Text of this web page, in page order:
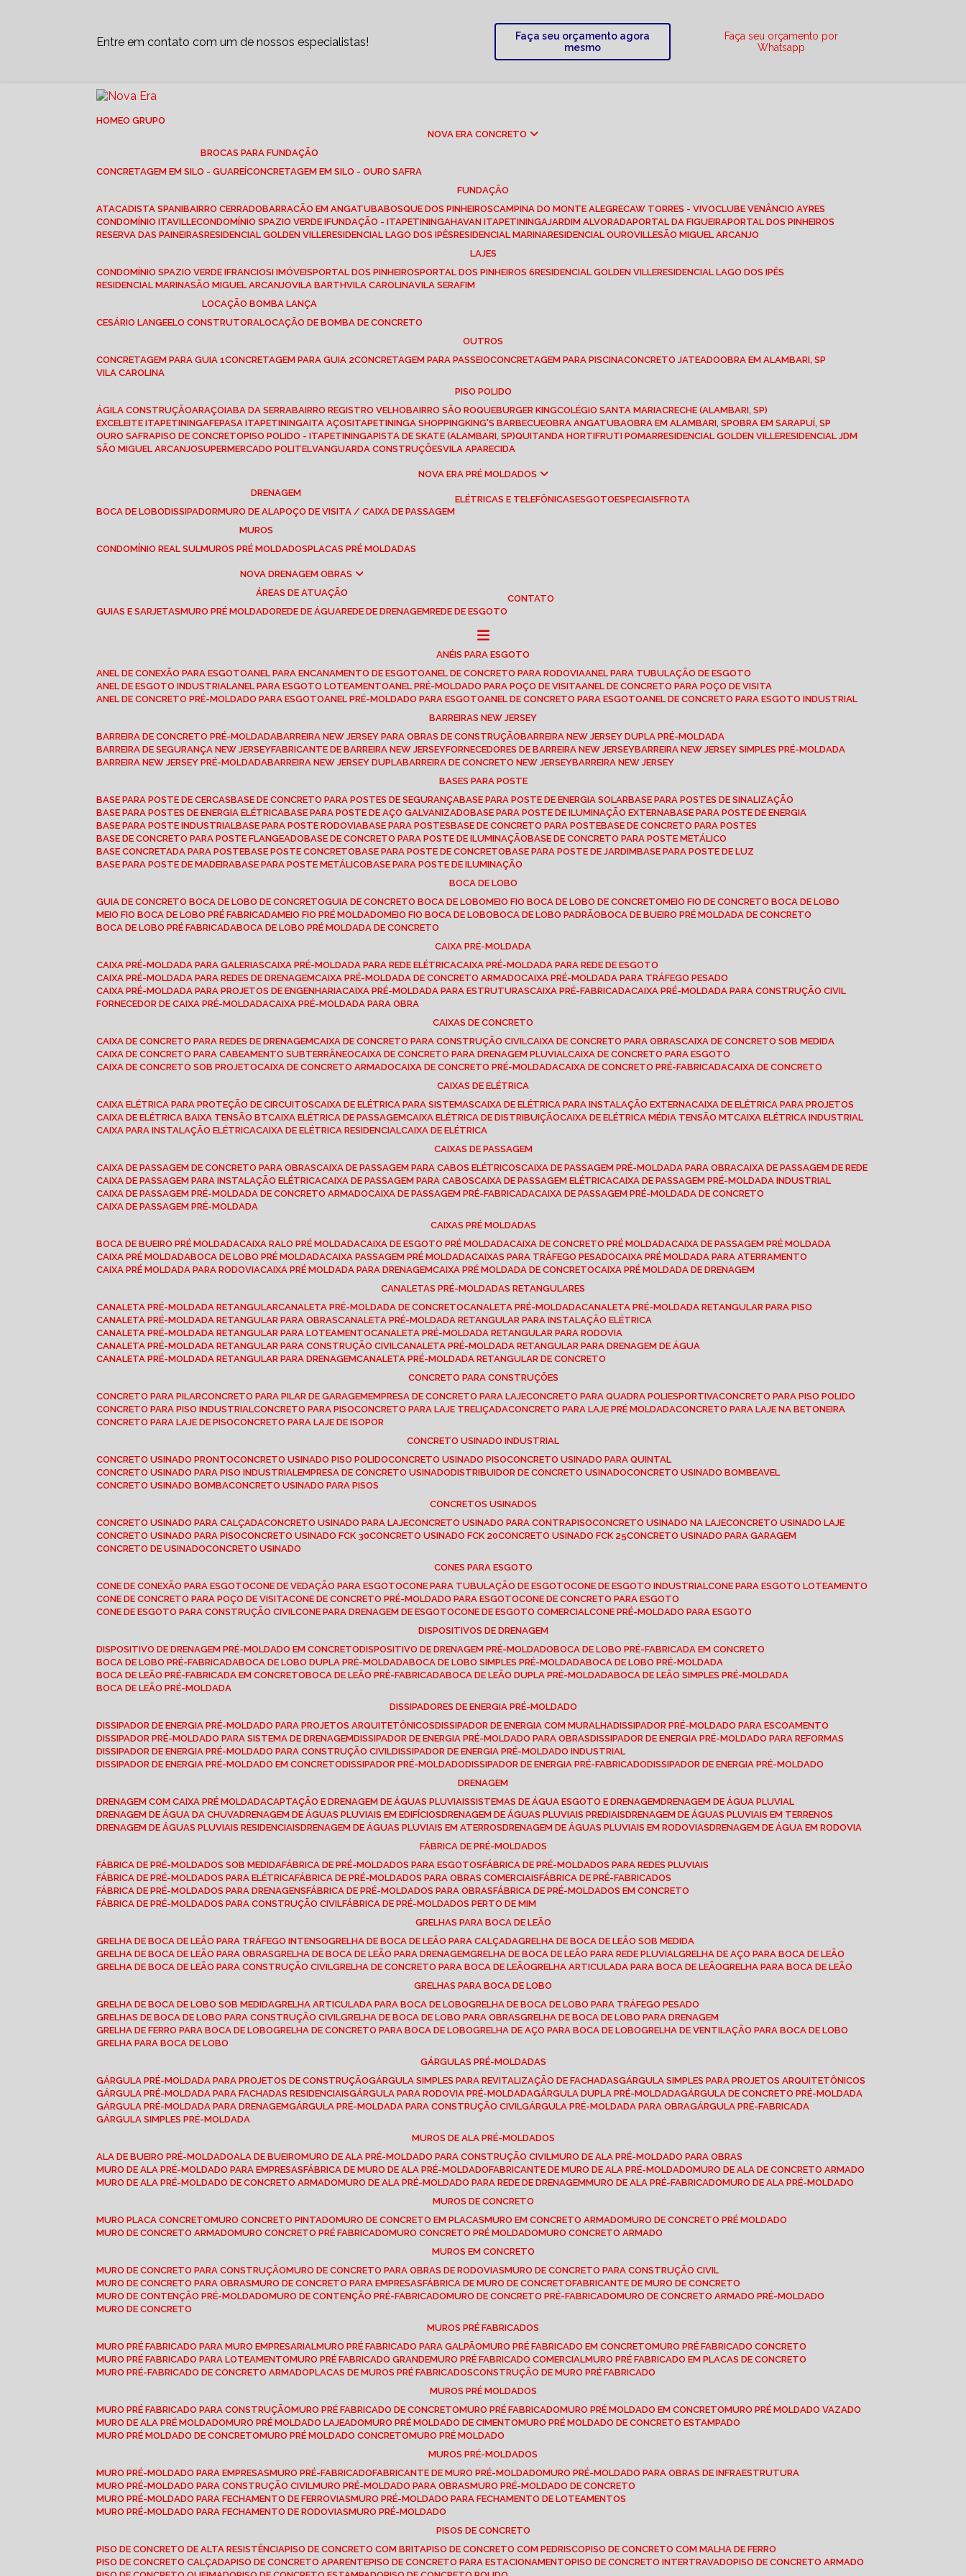
Entre em contato com um de nossos especialistas!
Faça seu orçamento agora
mesmo
Faça seu orçamento por
Whatsapp
HOME
O GRUPO
NOVA ERA CONCRETO
BROCAS PARA FUNDAÇÃO
CONCRETAGEM EM SILO - GUAREÍ CONCRETAGEM EM SILO - OURO SAFRA
FUNDAÇÃO
ATACADISTA SPANI BAIRRO CERRADO BARRACÃO EM ANGATUBA BOSQUE DOS PINHEIROS CAMPINA DO MONTE ALEGRE CAW TORRES - VIVO CLUBE VENÂNCIO AYRES
CONDOMÍNIO ITAVILLE CONDOMÍNIO SPAZIO VERDE I FUNDAÇÃO - ITAPETININGA HAVAN ITAPETININGA JARDIM ALVORADA PORTAL DA FIGUEIRA PORTAL DOS PINHEIROS
RESERVA DAS PAINEIRAS RESIDENCIAL GOLDEN VILLE RESIDENCIAL LAGO DOS IPÊS RESIDENCIAL MARINA RESIDENCIAL OUROVILLE SÃO MIGUEL ARCANJO
LAJES
CONDOMÍNIO SPAZIO VERDE I FRANCIOSI IMÓVEIS PORTAL DOS PINHEIROS PORTAL DOS PINHEIROS 6 RESIDENCIAL GOLDEN VILLE RESIDENCIAL LAGO DOS IPÊS
RESIDENCIAL MARINA SÃO MIGUEL ARCANJO VILA BARTH VILA CAROLINA VILA SERAFIM
LOCAÇÃO BOMBA LANÇA
CESÁRIO LANGE ELO CONSTRUTORA LOCAÇÃO DE BOMBA DE CONCRETO
OUTROS
CONCRETAGEM PARA GUIA 1 CONCRETAGEM PARA GUIA 2 CONCRETAGEM PARA PASSEIO CONCRETAGEM PARA PISCINA CONCRETO JATEADO
OBRA EM ALAMBARI, SP
VILA CAROLINA
PISO POLIDO
ÁGILA CONSTRUÇÃO ARAÇOIABA DA SERRA BAIRRO REGISTRO VELHO BAIRRO SÃO ROQUE BURGER KING COLÉGIO SANTA MARIA CRECHE (ALAMBARI, SP)
EXCELEITE ITAPETININGA FEPASA ITAPETININGA ITA AÇOS ITAPETININGA SHOPPING KING'S BARBECUE OBRA ANGATUBA OBRA EM ALAMBARI, SP
OBRA EM SARAPUÍ, SP
OURO SAFRA PISO DE CONCRETO PISO POLIDO - ITAPETININGA PISTA DE SKATE (ALAMBARI, SP) QUITANDA HORTIFRUTI POMAR RESIDENCIAL GOLDEN VILLE RESIDENCIAL JDM
SÃO MIGUEL ARCANJO SUPERMERCADO POLITEL VANGUARDA CONSTRUÇÕES VILA APARECIDA
NOVA ERA PRÉ MOLDADOS
DRENAGEM
BOCA DE LOBO DISSIPADOR MURO DE ALA POÇO DE VISITA / CAIXA DE PASSAGEM
ELÉTRICAS E TELEFÔNICAS ESGOTO ESPECIAIS FROTA
MUROS
CONDOMÍNIO REAL SUL
MUROS PRÉ MOLDADOS PLACAS PRÉ MOLDADAS
NOVA DRENAGEM OBRAS
ÁREAS DE ATUAÇÃO
GUIAS E SARJETAS
MURO PRÉ MOLDADO REDE DE ÁGUA REDE DE DRENAGEM REDE DE ESGOTO
CONTATO
ANÉIS PARA ESGOTO
ANEL DE CONEXÃO PARA ESGOTO ANEL PARA ENCANAMENTO DE ESGOTO ANEL DE CONCRETO PARA RODOVIA ANEL PARA TUBULAÇÃO DE ESGOTO
ANEL DE ESGOTO INDUSTRIAL ANEL PARA ESGOTO LOTEAMENTO ANEL PRÉ-MOLDADO PARA POÇO DE VISITA ANEL DE CONCRETO PARA POÇO DE VISITA
ANEL DE CONCRETO PRÉ-MOLDADO PARA ESGOTO ANEL PRÉ-MOLDADO PARA ESGOTO ANEL DE CONCRETO PARA ESGOTO ANEL DE CONCRETO PARA ESGOTO INDUSTRIAL
BARREIRAS NEW JERSEY
BARREIRA DE CONCRETO PRÉ-MOLDADA BARREIRA NEW JERSEY PARA OBRAS DE CONSTRUÇÃO BARREIRA NEW JERSEY DUPLA PRÉ-MOLDADA
BARREIRA DE SEGURANÇA NEW JERSEY FABRICANTE DE BARREIRA NEW JERSEY FORNECEDORES DE BARREIRA NEW JERSEY BARREIRA NEW JERSEY SIMPLES PRÉ-MOLDADA
BARREIRA NEW JERSEY PRÉ-MOLDADA BARREIRA NEW JERSEY DUPLA BARREIRA DE CONCRETO NEW JERSEY BARREIRA NEW JERSEY
BASES PARA POSTE
BASE PARA POSTE DE CERCAS BASE DE CONCRETO PARA POSTES DE SEGURANÇA BASE PARA POSTE DE ENERGIA SOLAR BASE PARA POSTES DE SINALIZAÇÃO
BASE PARA POSTES DE ENERGIA ELÉTRICA BASE PARA POSTE DE AÇO GALVANIZADO BASE PARA POSTE DE ILUMINAÇÃO EXTERNA BASE PARA POSTE DE ENERGIA
BASE PARA POSTE INDUSTRIAL BASE PARA POSTE RODOVIA BASE PARA POSTES BASE DE CONCRETO PARA POSTE BASE DE CONCRETO PARA POSTES
BASE DE CONCRETO PARA POSTE FLANGEADO BASE DE CONCRETO PARA POSTE DE ILUMINAÇÃO BASE DE CONCRETO PARA POSTE METÁLICO
BASE CONCRETADA PARA POSTE BASE POSTE CONCRETO BASE PARA POSTE DE CONCRETO BASE PARA POSTE DE JARDIM BASE PARA POSTE DE LUZ
BASE PARA POSTE DE MADEIRA BASE PARA POSTE METÁLICO BASE PARA POSTE DE ILUMINAÇÃO
BOCA DE LOBO
GUIA DE CONCRETO BOCA DE LOBO DE CONCRETO
GUIA DE CONCRETO BOCA DE LOBO MEIO FIO BOCA DE LOBO DE CONCRETO
MEIO FIO DE CONCRETO BOCA DE LOBO
MEIO FIO BOCA DE LOBO PRÉ FABRICADA
MEIO FIO PRÉ MOLDADO MEIO FIO BOCA DE LOBO BOCA DE LOBO PADRÃO BOCA DE BUEIRO PRÉ MOLDADA DE CONCRETO
BOCA DE LOBO PRÉ FABRICADA BOCA DE LOBO PRÉ MOLDADA DE CONCRETO
CAIXA PRÉ-MOLDADA
CAIXA PRÉ-MOLDADA PARA GALERIAS CAIXA PRÉ-MOLDADA PARA REDE ELÉTRICA CAIXA PRÉ-MOLDADA PARA REDE DE ESGOTO
CAIXA PRÉ-MOLDADA PARA REDES DE DRENAGEM CAIXA PRÉ-MOLDADA DE CONCRETO ARMADO CAIXA PRÉ-MOLDADA PARA TRÁFEGO PESADO
CAIXA PRÉ-MOLDADA PARA PROJETOS DE ENGENHARIA CAIXA PRÉ-MOLDADA PARA ESTRUTURAS CAIXA PRÉ-FABRICADA CAIXA PRÉ-MOLDADA PARA CONSTRUÇÃO CIVIL
FORNECEDOR DE CAIXA PRÉ-MOLDADA CAIXA PRÉ-MOLDADA PARA OBRA
CAIXAS DE CONCRETO
CAIXA DE CONCRETO PARA REDES DE DRENAGEM CAIXA DE CONCRETO PARA CONSTRUÇÃO CIVIL CAIXA DE CONCRETO PARA OBRAS CAIXA DE CONCRETO SOB MEDIDA
CAIXA DE CONCRETO PARA CABEAMENTO SUBTERRÂNEO CAIXA DE CONCRETO PARA DRENAGEM PLUVIAL CAIXA DE CONCRETO PARA ESGOTO
CAIXA DE CONCRETO SOB PROJETO CAIXA DE CONCRETO ARMADO CAIXA DE CONCRETO PRÉ-MOLDADA CAIXA DE CONCRETO PRÉ-FABRICADA CAIXA DE CONCRETO
CAIXAS DE ELÉTRICA
CAIXA ELÉTRICA PARA PROTEÇÃO DE CIRCUITOS CAIXA DE ELÉTRICA PARA SISTEMAS CAIXA DE ELÉTRICA PARA INSTALAÇÃO EXTERNA CAIXA DE ELÉTRICA PARA PROJETOS
CAIXA DE ELÉTRICA BAIXA TENSÃO BT CAIXA ELÉTRICA DE PASSAGEM CAIXA ELÉTRICA DE DISTRIBUIÇÃO CAIXA DE ELÉTRICA MÉDIA TENSÃO MT CAIXA ELÉTRICA INDUSTRIAL
CAIXA PARA INSTALAÇÃO ELÉTRICA CAIXA DE ELÉTRICA RESIDENCIAL CAIXA DE ELÉTRICA
CAIXAS DE PASSAGEM
CAIXA DE PASSAGEM DE CONCRETO PARA OBRAS CAIXA DE PASSAGEM PARA CABOS ELÉTRICOS CAIXA DE PASSAGEM PRÉ-MOLDADA PARA OBRA CAIXA DE PASSAGEM DE REDE
CAIXA DE PASSAGEM PARA INSTALAÇÃO ELÉTRICA CAIXA DE PASSAGEM PARA CABOS CAIXA DE PASSAGEM ELÉTRICA CAIXA DE PASSAGEM PRÉ-MOLDADA INDUSTRIAL
CAIXA DE PASSAGEM PRÉ-MOLDADA DE CONCRETO ARMADO CAIXA DE PASSAGEM PRÉ-FABRICADA CAIXA DE PASSAGEM PRÉ-MOLDADA DE CONCRETO
CAIXA DE PASSAGEM PRÉ-MOLDADA
CAIXAS PRÉ MOLDADAS
BOCA DE BUEIRO PRÉ MOLDADA CAIXA RALO PRÉ MOLDADA CAIXA DE ESGOTO PRÉ MOLDADA CAIXA DE CONCRETO PRÉ MOLDADA CAIXA DE PASSAGEM PRÉ MOLDADA
CAIXA PRÉ MOLDADA BOCA DE LOBO PRÉ MOLDADA CAIXA PASSAGEM PRÉ MOLDADA CAIXAS PARA TRÁFEGO PESADO CAIXA PRÉ MOLDADA PARA ATERRAMENTO
CAIXA PRÉ MOLDADA PARA RODOVIA CAIXA PRÉ MOLDADA PARA DRENAGEM CAIXA PRÉ MOLDADA DE CONCRETO CAIXA PRÉ MOLDADA DE DRENAGEM
CANALETAS PRÉ-MOLDADAS RETANGULARES
CANALETA PRÉ-MOLDADA RETANGULAR CANALETA PRÉ-MOLDADA DE CONCRETO CANALETA PRÉ-MOLDADA CANALETA PRÉ-MOLDADA RETANGULAR PARA PISO
CANALETA PRÉ-MOLDADA RETANGULAR PARA OBRAS CANALETA PRÉ-MOLDADA RETANGULAR PARA INSTALAÇÃO ELÉTRICA
CANALETA PRÉ-MOLDADA RETANGULAR PARA LOTEAMENTO CANALETA PRÉ-MOLDADA RETANGULAR PARA RODOVIA
CANALETA PRÉ-MOLDADA RETANGULAR PARA CONSTRUÇÃO CIVIL CANALETA PRÉ-MOLDADA RETANGULAR PARA DRENAGEM DE ÁGUA
CANALETA PRÉ-MOLDADA RETANGULAR PARA DRENAGEM CANALETA PRÉ-MOLDADA RETANGULAR DE CONCRETO
CONCRETO PARA CONSTRUÇÕES
CONCRETO PARA PILAR CONCRETO PARA PILAR DE GARAGEM EMPRESA DE CONCRETO PARA LAJE CONCRETO PARA QUADRA POLIESPORTIVA CONCRETO PARA PISO POLIDO
CONCRETO PARA PISO INDUSTRIAL CONCRETO PARA PISO CONCRETO PARA LAJE TRELIÇADA CONCRETO PARA LAJE PRÉ MOLDADA CONCRETO PARA LAJE NA BETONEIRA
CONCRETO PARA LAJE DE PISO CONCRETO PARA LAJE DE ISOPOR
CONCRETO USINADO INDUSTRIAL
CONCRETO USINADO PRONTO CONCRETO USINADO PISO POLIDO CONCRETO USINADO PISO CONCRETO USINADO PARA QUINTAL
CONCRETO USINADO PARA PISO INDUSTRIAL EMPRESA DE CONCRETO USINADO DISTRIBUIDOR DE CONCRETO USINADO CONCRETO USINADO BOMBEAVEL
CONCRETO USINADO BOMBA CONCRETO USINADO PARA PISOS
CONCRETOS USINADOS
CONCRETO USINADO PARA CALÇADA CONCRETO USINADO PARA LAJE CONCRETO USINADO PARA CONTRAPISO CONCRETO USINADO NA LAJE CONCRETO USINADO LAJE
CONCRETO USINADO PARA PISO CONCRETO USINADO FCK 30 CONCRETO USINADO FCK 20 CONCRETO USINADO FCK 25 CONCRETO USINADO PARA GARAGEM
CONCRETO DE USINADO CONCRETO USINADO
CONES PARA ESGOTO
CONE DE CONEXÃO PARA ESGOTO CONE DE VEDAÇÃO PARA ESGOTO CONE PARA TUBULAÇÃO DE ESGOTO CONE DE ESGOTO INDUSTRIAL CONE PARA ESGOTO LOTEAMENTO
CONE DE CONCRETO PARA POÇO DE VISITA CONE DE CONCRETO PRÉ-MOLDADO PARA ESGOTO CONE DE CONCRETO PARA ESGOTO
CONE DE ESGOTO PARA CONSTRUÇÃO CIVIL CONE PARA DRENAGEM DE ESGOTO CONE DE ESGOTO COMERCIAL CONE PRÉ-MOLDADO PARA ESGOTO
DISPOSITIVOS DE DRENAGEM
DISPOSITIVO DE DRENAGEM PRÉ-MOLDADO EM CONCRETO DISPOSITIVO DE DRENAGEM PRÉ-MOLDADO BOCA DE LOBO PRÉ-FABRICADA EM CONCRETO
BOCA DE LOBO PRÉ-FABRICADA BOCA DE LOBO DUPLA PRÉ-MOLDADA BOCA DE LOBO SIMPLES PRÉ-MOLDADA BOCA DE LOBO PRÉ-MOLDADA
BOCA DE LEÃO PRÉ-FABRICADA EM CONCRETO BOCA DE LEÃO PRÉ-FABRICADA BOCA DE LEÃO DUPLA PRÉ-MOLDADA BOCA DE LEÃO SIMPLES PRÉ-MOLDADA
BOCA DE LEÃO PRÉ-MOLDADA
DISSIPADORES DE ENERGIA PRÉ-MOLDADO
DISSIPADOR DE ENERGIA PRÉ-MOLDADO PARA PROJETOS ARQUITETÔNICOS DISSIPADOR DE ENERGIA COM MURALHA DISSIPADOR PRÉ-MOLDADO PARA ESCOAMENTO
DISSIPADOR PRÉ-MOLDADO PARA SISTEMA DE DRENAGEM DISSIPADOR DE ENERGIA PRÉ-MOLDADO PARA OBRAS DISSIPADOR DE ENERGIA PRÉ-MOLDADO PARA REFORMAS
DISSIPADOR DE ENERGIA PRÉ-MOLDADO PARA CONSTRUÇÃO CIVIL DISSIPADOR DE ENERGIA PRÉ-MOLDADO INDUSTRIAL
DISSIPADOR DE ENERGIA PRÉ-MOLDADO EM CONCRETO DISSIPADOR PRÉ-MOLDADO DISSIPADOR DE ENERGIA PRÉ-FABRICADO DISSIPADOR DE ENERGIA PRÉ-MOLDADO
DRENAGEM
DRENAGEM COM CAIXA PRÉ MOLDADA CAPTAÇÃO E DRENAGEM DE ÁGUAS PLUVIAIS SISTEMAS DE ÁGUA ESGOTO E DRENAGEM DRENAGEM DE ÁGUA PLUVIAL
DRENAGEM DE ÁGUA DA CHUVA DRENAGEM DE ÁGUAS PLUVIAIS EM EDIFÍCIOS DRENAGEM DE ÁGUAS PLUVIAIS PREDIAIS DRENAGEM DE ÁGUAS PLUVIAIS EM TERRENOS
DRENAGEM DE ÁGUAS PLUVIAIS RESIDENCIAIS DRENAGEM DE ÁGUAS PLUVIAIS EM ATERROS DRENAGEM DE ÁGUAS PLUVIAIS EM RODOVIAS DRENAGEM DE ÁGUA EM RODOVIA
FÁBRICA DE PRÉ-MOLDADOS
FÁBRICA DE PRÉ-MOLDADOS SOB MEDIDA FÁBRICA DE PRÉ-MOLDADOS PARA ESGOTOS FÁBRICA DE PRÉ-MOLDADOS PARA REDES PLUVIAIS
FÁBRICA DE PRÉ-MOLDADOS PARA ELÉTRICA FÁBRICA DE PRÉ-MOLDADOS PARA OBRAS COMERCIAIS FÁBRICA DE PRÉ-FABRICADOS
FÁBRICA DE PRÉ-MOLDADOS PARA DRENAGENS FÁBRICA DE PRÉ-MOLDADOS PARA OBRAS FÁBRICA DE PRÉ-MOLDADOS EM CONCRETO
FÁBRICA DE PRÉ-MOLDADOS PARA CONSTRUÇÃO CIVIL FÁBRICA DE PRÉ-MOLDADOS PERTO DE MIM
GRELHAS PARA BOCA DE LEÃO
GRELHA DE BOCA DE LEÃO PARA TRÁFEGO INTENSO
GRELHA DE BOCA DE LEÃO PARA CALÇADA
GRELHA DE BOCA DE LEÃO SOB MEDIDA
GRELHA DE BOCA DE LEÃO PARA OBRAS
GRELHA DE BOCA DE LEÃO PARA DRENAGEM GRELHA DE BOCA DE LEÃO PARA REDE PLUVIAL
GRELHA DE AÇO PARA BOCA DE LEÃO
GRELHA DE BOCA DE LEÃO PARA CONSTRUÇÃO CIVIL
GRELHA DE CONCRETO PARA BOCA DE LEÃO GRELHA ARTICULADA PARA BOCA DE LEÃO
GRELHA PARA BOCA DE LEÃO
GRELHAS PARA BOCA DE LOBO
GRELHA DE BOCA DE LOBO SOB MEDIDA
GRELHA ARTICULADA PARA BOCA DE LOBO
GRELHA DE BOCA DE LOBO PARA TRÁFEGO PESADO
GRELHAS DE BOCA DE LOBO PARA CONSTRUÇÃO CIVIL
GRELHA DE BOCA DE LOBO PARA OBRAS
GRELHA DE BOCA DE LOBO PARA DRENAGEM
GRELHA DE FERRO PARA BOCA DE LOBO
GRELHA DE CONCRETO PARA BOCA DE LOBO GRELHA DE AÇO PARA BOCA DE LOBO
GRELHA DE VENTILAÇÃO PARA BOCA DE LOBO
GRELHA PARA BOCA DE LOBO
GÁRGULAS PRÉ-MOLDADAS
GÁRGULA PRÉ-MOLDADA PARA PROJETOS DE CONSTRUÇÃO
GÁRGULA SIMPLES PARA REVITALIZAÇÃO DE FACHADAS
GÁRGULA SIMPLES PARA PROJETOS ARQUITETÔNICOS
GÁRGULA PRÉ-MOLDADA PARA FACHADAS RESIDENCIAIS
GÁRGULA PARA RODOVIA PRÉ-MOLDADA GÁRGULA DUPLA PRÉ-MOLDADA
GÁRGULA DE CONCRETO PRÉ-MOLDADA
GÁRGULA PRÉ-MOLDADA PARA DRENAGEM
GÁRGULA PRÉ-MOLDADA PARA CONSTRUÇÃO CIVIL GÁRGULA PRÉ-MOLDADA PARA OBRA
GÁRGULA PRÉ-FABRICADA
GÁRGULA SIMPLES PRÉ-MOLDADA
MUROS DE ALA PRÉ-MOLDADOS
ALA DE BUEIRO PRÉ-MOLDADO ALA DE BUEIRO MURO DE ALA PRÉ-MOLDADO PARA CONSTRUÇÃO CIVIL
MURO DE ALA PRÉ-MOLDADO PARA OBRAS
MURO DE ALA PRÉ-MOLDADO PARA EMPRESAS FÁBRICA DE MURO DE ALA PRÉ-MOLDADO FABRICANTE DE MURO DE ALA PRÉ-MOLDADO
MURO DE ALA DE CONCRETO ARMADO
MURO DE ALA PRÉ-MOLDADO DE CONCRETO ARMADO
MURO DE ALA PRÉ-MOLDADO PARA REDE DE DRENAGEM MURO DE ALA PRÉ-FABRICADO
MURO DE ALA PRÉ-MOLDADO
MUROS DE CONCRETO
MURO PLACA CONCRETO
MURO CONCRETO PINTADO MURO DE CONCRETO EM PLACAS MURO EM CONCRETO ARMADO
MURO DE CONCRETO PRÉ MOLDADO
MURO DE CONCRETO ARMADO
MURO CONCRETO PRÉ FABRICADO MURO CONCRETO PRÉ MOLDADO
MURO CONCRETO ARMADO
MUROS EM CONCRETO
MURO DE CONCRETO PARA CONSTRUÇÃO
MURO DE CONCRETO PARA OBRAS DE RODOVIAS
MURO DE CONCRETO PARA CONSTRUÇÃO CIVIL
MURO DE CONCRETO PARA OBRAS
MURO DE CONCRETO PARA EMPRESAS FÁBRICA DE MURO DE CONCRETO FABRICANTE DE MURO DE CONCRETO
MURO DE CONTENÇÃO PRÉ-MOLDADO
MURO DE CONTENÇÃO PRÉ-FABRICADO MURO DE CONCRETO PRÉ-FABRICADO
MURO DE CONCRETO ARMADO PRÉ-MOLDADO
MURO DE CONCRETO
MUROS PRÉ FABRICADOS
MURO PRÉ FABRICADO PARA MURO EMPRESARIAL
MURO PRÉ FABRICADO PARA GALPÃO MURO PRÉ FABRICADO EM CONCRETO
MURO PRÉ FABRICADO CONCRETO
MURO PRÉ FABRICADO PARA LOTEAMENTO
MURO PRÉ FABRICADO GRANDE MURO PRÉ FABRICADO COMERCIAL
MURO PRÉ FABRICADO EM PLACAS DE CONCRETO
MURO PRÉ-FABRICADO DE CONCRETO ARMADO PLACAS DE MUROS PRÉ FABRICADOS CONSTRUÇÃO DE MURO PRÉ FABRICADO
MUROS PRÉ MOLDADOS
MURO PRÉ FABRICADO PARA CONSTRUÇÃO
MURO PRÉ FABRICADO DE CONCRETO MURO PRÉ FABRICADO MURO PRÉ MOLDADO EM CONCRETO
MURO PRÉ MOLDADO VAZADO
MURO DE ALA PRÉ MOLDADO
MURO PRÉ MOLDADO LAJEADO MURO PRÉ MOLDADO DE CIMENTO
MURO PRÉ MOLDADO DE CONCRETO ESTAMPADO
MURO PRÉ MOLDADO DE CONCRETO
MURO PRÉ MOLDADO CONCRETO
MURO PRÉ MOLDADO
MUROS PRÉ-MOLDADOS
MURO PRÉ-MOLDADO PARA EMPRESAS
MURO PRÉ-FABRICADO FABRICANTE DE MURO PRÉ-MOLDADO
MURO PRÉ-MOLDADO PARA OBRAS DE INFRAESTRUTURA
MURO PRÉ-MOLDADO PARA CONSTRUÇÃO CIVIL
MURO PRÉ-MOLDADO PARA OBRAS
MURO PRÉ-MOLDADO DE CONCRETO
MURO PRÉ-MOLDADO PARA FECHAMENTO DE FERROVIAS
MURO PRÉ-MOLDADO PARA FECHAMENTO DE LOTEAMENTOS
MURO PRÉ-MOLDADO PARA FECHAMENTO DE RODOVIAS
MURO PRÉ-MOLDADO
PISOS DE CONCRETO
PISO DE CONCRETO DE ALTA RESISTÊNCIA PISO DE CONCRETO COM BRITA PISO DE CONCRETO COM PEDRISCO PISO DE CONCRETO COM MALHA DE FERRO
PISO DE CONCRETO CALÇADA PISO DE CONCRETO APARENTE PISO DE CONCRETO PARA ESTACIONAMENTO PISO DE CONCRETO INTERTRAVADO PISO DE CONCRETO ARMADO